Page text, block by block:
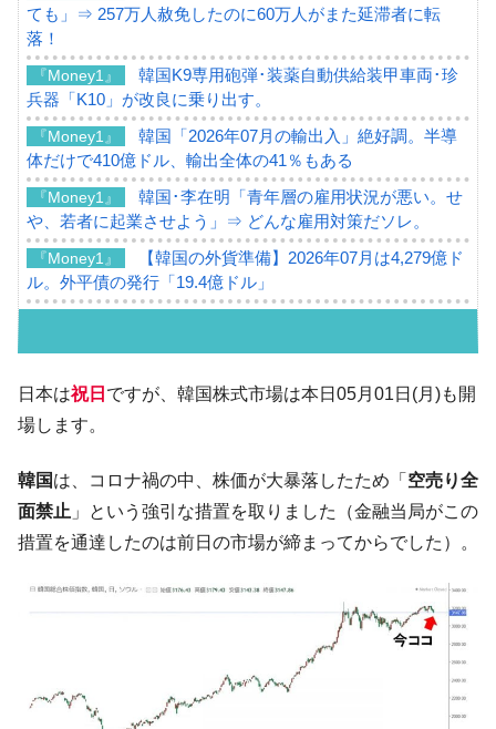
ても」⇒ 257万人赦免したのに60万人がまた延滞者に転
落！
『Money1』
韓国K9専用砲弾･装薬自動供給装甲車両･珍
兵器「K10」が改良に乗り出す。
『Money1』
韓国「2026年07月の輸出入」絶好調。半導
体だけで410億ドル、輸出全体の41％もある
『Money1』
韓国･李在明「青年層の雇用状況が悪い。せ
や、若者に起業させよう」⇒ どんな雇用対策だソレ。
『Money1』
【韓国の外貨準備】2026年07月は4,279億ド
ル。外平債の発行「19.4億ドル」
『Money1』
韓国･李在明さっそく不動産対策で浅薄な発
言。
『Money1』
『韓国銀行』が「金の保有量を増やしま
す」⇒「金を経由するドル入手」手段ではないのか？
ル」まで拡大 ⇒ 海外資金の動きに強く左右される状態
韓国･帰ってきた李在明。李在明を支持しな
韓国大統領府ボンクラ政策室長が告発され
た ⇒ 国家が行った恐るべき株価操作であり、空前の国政壟
日本は祝日 ですが、韓国株式市場は本日05月01日(月)も開
場します。
韓国は、コロナ禍の中、株価が大暴落したため「 空売り全
面禁止 」という強引な措置を取りました（金融当局がこの
措置を通達したのは前日の市場が締まってからでした）。